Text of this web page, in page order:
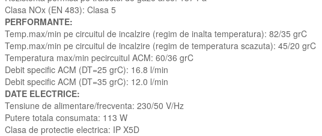
Clasa NOx (EN 483): Clasa 5
PERFORMANTE:
Temp.max/min pe circuitul de incalzire (regim de inalta temperatura): 82/35 grC
Temp.max/min pe circuitul de incalzire (regim de temperatura scazuta): 45/20 grC
Temperatura max/min pecircuitul ACM: 60/36 grC
Debit specific ACM (DT=25 grC): 16.8 l/min
Debit specific ACM (DT=35 grC): 12.0 l/min
DATE ELECTRICE:
Tensiune de alimentare/frecventa: 230/50 V/Hz
Putere totala consumata: 113 W
Clasa de protectie electrica: IP X5D